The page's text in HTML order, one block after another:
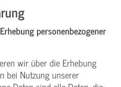
personenbezogener
wir über die Erhebung
bei Nutzung unserer